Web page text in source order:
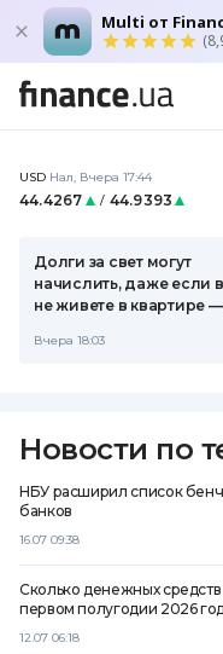
Multi от
USD Нал, Вчера 17:44
44.4267 / 44.9393
Долги за свет могут
начислить, даже если
не живете в квартире —
Вчера 18:03
Новости по
16.07 09:38
НБУ расширил список
банков
12.07 06:18
Сколько денежных
первом полугодии 2026